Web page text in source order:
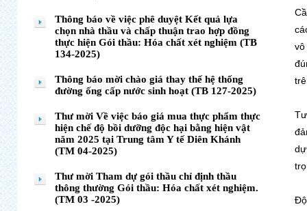
Thông báo về việc phê duyệt Kết quả lựa
chọn nhà thầu và chấp thuận trao hợp đồng
thực hiện Gói thầu: Hóa chất xét nghiệm (TB
134-2025)
Thông báo mời chào giá thay thế hệ thống
đường ống cấp nước sinh hoạt (TB 127-2025)
Thư mời Về việc báo giá mua thực phẩm thực
hiện chế độ bồi dưỡng độc hại bằng hiện vật
năm 2025 tại Trung tâm Y tế Diên Khánh
(TM 04-2025)
Thư mời Tham dự gói thầu chỉ định thầu
thông thường Gói thầu: Hóa chất xét nghiệm.
(TM 03 -2025)